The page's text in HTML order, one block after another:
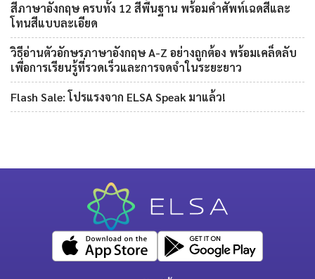
สีภาษาอังกฤษ ครบทั้ง 12 สีพื้นฐาน พร้อมคำศัพท์เฉดสีและ
โทนสีแบบละเอียด
วิธีอ่านตัวอักษรภาษาอังกฤษ A-Z อย่างถูกต้อง พร้อมเคล็ดลับ
เพื่อการเรียนรู้ที่รวดเร็วและการจดจำในระยะยาว
Flash Sale: โปรแรงจาก ELSA Speak มาแล้ว!